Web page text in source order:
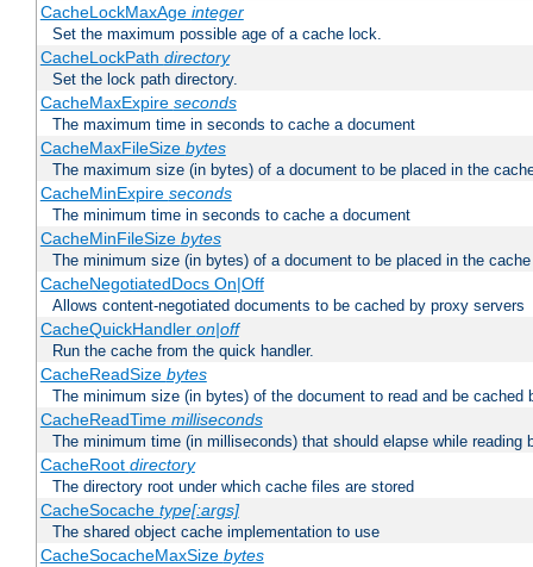
CacheLockMaxAge integer
Set the maximum possible age of a cache lock.
CacheLockPath directory
Set the lock path directory.
CacheMaxExpire seconds
The maximum time in seconds to cache a document
CacheMaxFileSize bytes
The maximum size (in bytes) of a document to be placed in the
CacheMinExpire seconds
The minimum time in seconds to cache a document
CacheMinFileSize bytes
The minimum size (in bytes) of a document to be placed in the cache
CacheNegotiatedDocs On|Off
Allows content-negotiated documents to be cached by proxy servers
CacheQuickHandler on|off
Run the cache from the quick handler.
CacheReadSize bytes
The minimum size (in bytes) of the document to read and be cached
CacheReadTime milliseconds
The minimum time (in milliseconds) that should elapse while reading
CacheRoot directory
The directory root under which cache files are stored
CacheSocache type[:args]
The shared object cache implementation to use
CacheSocacheMaxSize bytes